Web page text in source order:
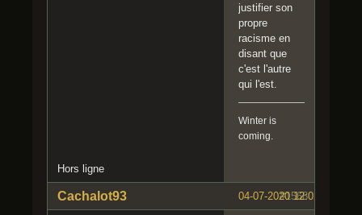
justifier son
propre
racisme en
disant que
c'est l'autre
qui l'est.
Winter is
coming.
Hors ligne
#1568
04-07-2020 12:02:38
Cachalot93